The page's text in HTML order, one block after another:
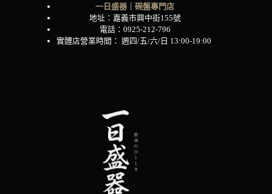
一日盛器｜碗盤專門店
地址：嘉義市興中街155號
電話：0925-212-796
實體店營業時間： 週四/五/六/日 13:00-19:00